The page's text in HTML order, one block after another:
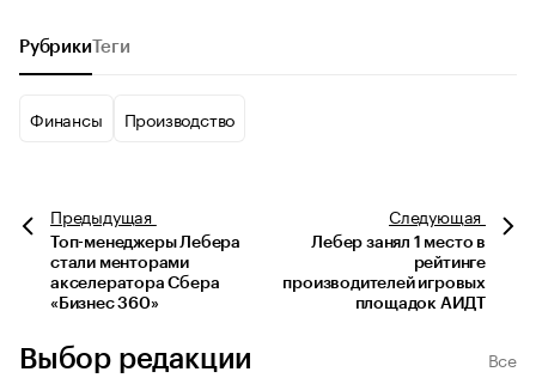
Рубрики Теги
Финансы Производство
Предыдущая
Топ-менеджеры Лебера
стали менторами
акселератора Сбера
«Бизнес 360»
Следующая
Лебер занял 1 место в
рейтинге
производителей игровых
площадок АИДТ
Выбор редакции
Все